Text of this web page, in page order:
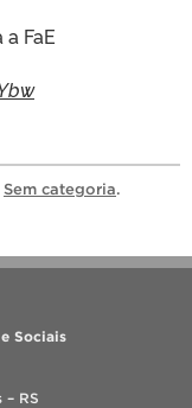
FaE
Sem categoria.
Sociais
RS